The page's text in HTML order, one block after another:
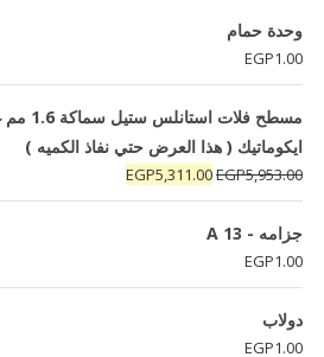
وحدة حمام
EGP1.00
ايكوماتيك ( هذا العرض حتي نفاذ الكميه )
EGP5,953.00
السعر
الأصلي
هو:
EGP5,311.00
السعر
الحالي
جزامه - A 13
EGP1.00
دولاب
EGP1.00